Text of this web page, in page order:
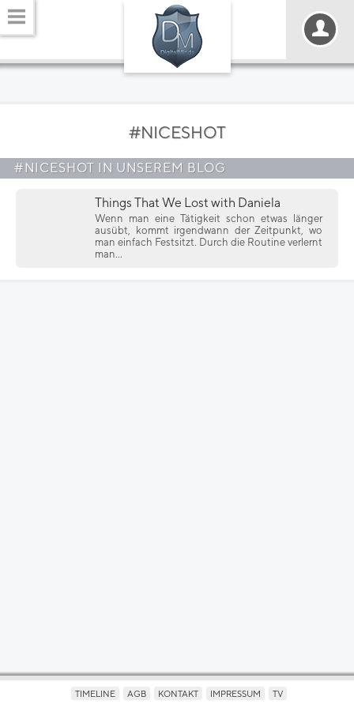
#NICESHOT
#NICESHOT IN UNSEREM BLOG
Things That We Lost with Daniela
Wenn man eine Tätigkeit schon etwas länger
ausübt, kommt irgendwann der Zeitpunkt, wo
man einfach Festsitzt. Durch die Routine verlernt
man...
TIMELINE AGB KONTAKT IMPRESSUM TV